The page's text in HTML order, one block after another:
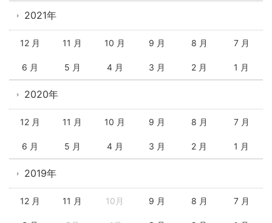
2021年
12 月 11 月 10 月 9 月 8 月 7 月
6 月 5 月 4 月 3 月 2 月 1 月
2020年
12 月 11 月 10 月 9 月 8 月 7 月
6 月 5 月 4 月 3 月 2 月 1 月
2019年
12 月 11 月 10月 9 月 8 月 7 月